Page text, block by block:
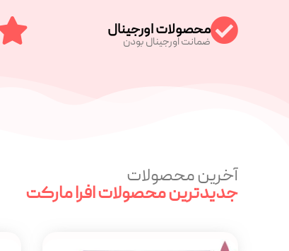
محصولات اورجینال
ضمانت اورجینال بودن
آخرین محصولات
جدیدترین محصولات افرا مارکت